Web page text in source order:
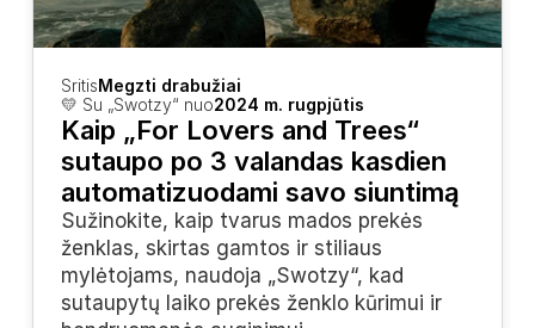
SritisMegzti drabužiai
💛 Su „Swotzy“ nuo2024 m. rugpjūtis
Kaip „For Lovers and Trees“
sutaupo po 3 valandas kasdien
automatizuodami savo siuntimą
Sužinokite, kaip tvarus mados prekės
ženklas, skirtas gamtos ir stiliaus
mylėtojams, naudoja „Swotzy“, kad
sutaupytų laiko prekės ženklo kūrimui ir